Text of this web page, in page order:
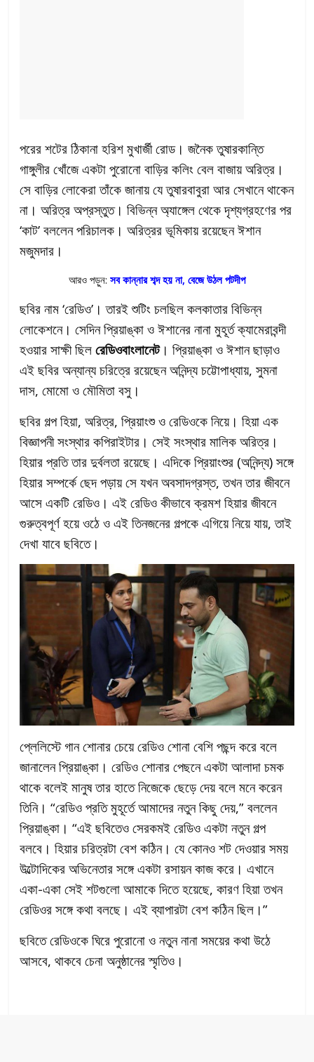
পরের শটের ঠিকানা হরিশ মুখার্জী রোড। জনৈক তুষারকান্তি
গাঙ্গুলীর খোঁজে একটা পুরোনো বাড়ির কলিং বেল বাজায় অরিত্র।
সে বাড়ির লোকেরা তাঁকে জানায় যে তুষারবাবুরা আর সেখানে থাকেন
না। অরিত্র অপ্রস্তুত। বিভিন্ন অ্যাঙ্গেল থেকে দৃশ্যগ্রহণের পর
‘কাট’ বললেন পরিচালক। অরিত্রর ভূমিকায় রয়েছেন ঈশান
মজুমদার।
আরও পড়ুন: সব কান্নার শব্দ হয় না, বেজে উঠল পটদীপ
ছবির নাম ‘রেডিও’। তারই শুটিং চলছিল কলকাতার বিভিন্ন
লোকেশনে। সেদিন প্রিয়াঙ্কা ও ঈশানের নানা মুহূর্ত ক্যামেরাবন্দী
হওয়ার সাক্ষী ছিলরেডিওবাংলানেট। প্রিয়াঙ্কা ও ঈশান ছাড়াও
এই ছবির অন্যান্য চরিত্রে রয়েছেন অনিন্দ্য চট্টোপাধ্যায়, সুমনা
দাস, মোমো ও মৌমিতা বসু।
ছবির গল্প হিয়া, অরিত্র, প্রিয়াংশু ও রেডিওকে নিয়ে। হিয়া এক
বিজ্ঞাপনী সংস্থার কপিরাইটার। সেই সংস্থার মালিক অরিত্র।
হিয়ার প্রতি তার দুর্বলতা রয়েছে। এদিকে প্রিয়াংশুর (অনিন্দ্য) সঙ্গে
হিয়ার সম্পর্কে ছেদ পড়ায় সে যখন অবসাদগ্রস্ত, তখন তার জীবনে
আসে একটি রেডিও। এই রেডিও কীভাবে ক্রমশ হিয়ার জীবনে
গুরুত্বপূর্ণ হয়ে ওঠে ও এই তিনজনের গল্পকে এগিয়ে নিয়ে যায়, তাই
দেখা যাবে ছবিতে।
প্লেলিস্টে গান শোনার চেয়ে রেডিও শোনা বেশি পছন্দ করে বলে
জানালেন প্রিয়াঙ্কা। রেডিও শোনার পেছনে একটা আলাদা চমক
থাকে বলেই মানুষ তার হাতে নিজেকে ছেড়ে দেয় বলে মনে করেন
তিনি। “রেডিও প্রতি মুহূর্তে আমাদের নতুন কিছু দেয়,” বললেন
প্রিয়াঙ্কা। “এই ছবিতেও সেরকমই রেডিও একটা নতুন গল্প
বলবে। হিয়ার চরিত্রটা বেশ কঠিন। যে কোনও শট দেওয়ার সময়
উল্টোদিকের অভিনেতার সঙ্গে একটা রসায়ন কাজ করে। এখানে
একা-একা সেই শটগুলো আমাকে দিতে হয়েছে, কারণ হিয়া তখন
রেডিওর সঙ্গে কথা বলছে। এই ব্যাপারটা বেশ কঠিন ছিল।”
ছবিতে রেডিওকে ঘিরে পুরোনো ও নতুন নানা সময়ের কথা উঠে
আসবে, থাকবে চেনা অনুষ্ঠানের স্মৃতিও।